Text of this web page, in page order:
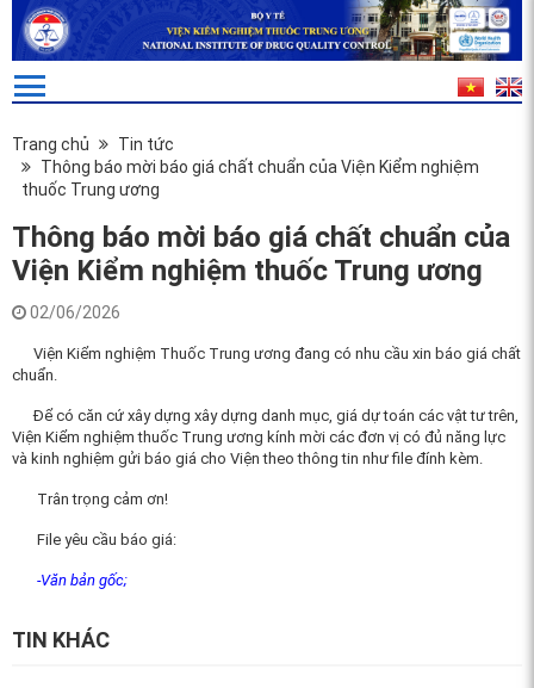
Trang chủ
Tin tức
Thông báo mời báo giá chất chuẩn của Viện Kiểm nghiệm
thuốc Trung ương
Thông báo mời báo giá chất chuẩn của
Viện Kiểm nghiệm thuốc Trung ương
02/06/2026
Viện Kiểm nghiệm Thuốc Trung ương đang có nhu cầu xin báo giá chất
chuẩn.
Để có căn cứ xây dựng xây dựng danh mục, giá dự toán các vật tư trên,
Viện Kiểm nghiệm thuốc Trung ương kính mời các đơn vị có đủ năng lực
và kinh nghiệm gửi báo giá cho Viện theo thông tin như file đính kèm.
Trân trọng cảm ơn!
File yêu cầu báo giá:
-Văn bản gốc;
TIN KHÁC